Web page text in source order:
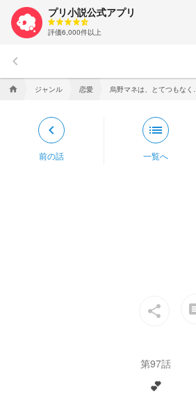
プリ小説公式アプリ
評価6,000件以上
keyboard_arrow_left
home ジャンル 恋愛
keyboard_arrow_left
前の話
list
一覧へ
share
第97話
💕